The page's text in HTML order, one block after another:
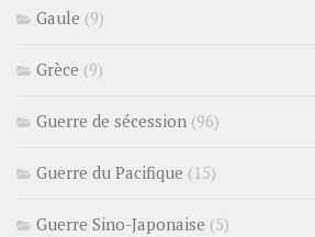
Gaule (9)
Grèce (9)
Guerre de sécession (96)
Guerre du Pacifique (15)
Guerre Sino-Japonaise (5)